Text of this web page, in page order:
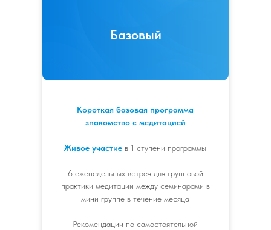
Короткая базовая программа
знакомство с медитацией
Живое участие в 1 ступени программы
6 еженедельных встреч для групповой
практики медитации между семинарами в
мини группе в течение месяца
Рекомендации по самостоятельной
Базовый